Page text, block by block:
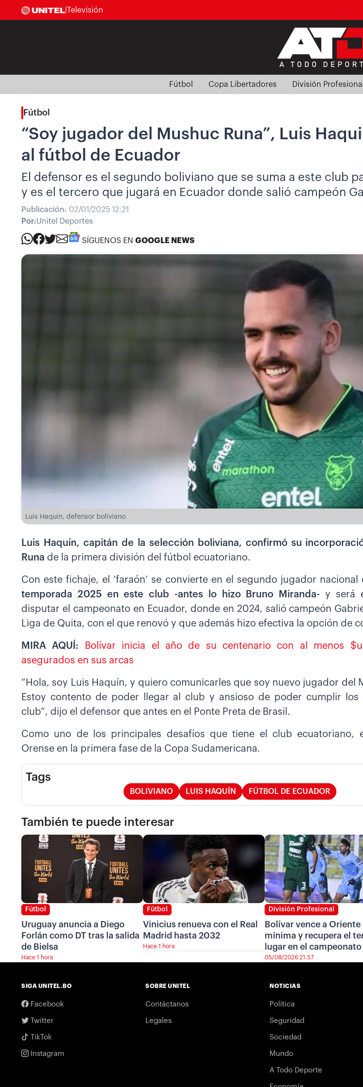
Televisión
Fútbol Copa Libertadores División Profesional
Fútbol
“Soy jugador del Mushuc Runa”, Luis
al fútbol de Ecuador
El defensor es el segundo boliviano que se suma a este club
y es el tercero que jugará en Ecuador donde salió campeón
Publicación: 02/01/2025 12:21
Por:Unitel Deportes
SÍGUENOS EN GOOGLE NEWS
Luis Haquin, defensor boliviano
Luis Haquín, capitán de la selección boliviana, confirmó su
Runa de la primera división del fútbol ecuatoriano.
Con este fichaje, el ‘faraón’ se convierte en el segundo jugador nacional
temporada 2025 en este club -antes lo hizo Bruno Miranda- y será
disputar el campeonato en Ecuador, donde en 2024, salió campeón
Liga de Quita, con el que renovó y que además hizo efectiva la opción de
MIRA AQUÍ:
Bolívar inicia el año de su centenario con al menos
asegurados en sus arcas
“Hola, soy Luis Haquín, y quiero comunicarles que soy nuevo jugador del
Estoy contento de poder llegar al club y ansioso de poder cumplir los
club”, dijo el defensor que antes en el Ponte Preta de Brasil.
Como uno de los principales desafíos que tiene el club ecuatoriano,
Orense en la primera fase de la Copa Sudamericana.
Tags
BOLIVIANO LUIS HAQUÍN FÚTBOL DE ECUADOR
También te puede interesar
Fútbol
Uruguay anuncia a Diego
Forlán como DT tras la salida
de Bielsa
Hace 1 hora
Fútbol
Vinicius renueva con el Real
Madrid hasta 2032
Hace 1 hora
División Profesional
Bolívar vence a Oriente
mínima y recupera el
lugar en el campeonato
05/08/2026 21:57
SIGA UNITEL.BO
Facebook
Twitter
TikTok
Instagram
SOBRE UNITEL
Contáctanos
Legales
NOTICIAS
Política
Seguridad
Sociedad
Mundo
A Todo Deporte